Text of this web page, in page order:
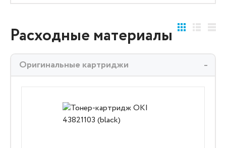
Расходные материалы
Оригинальные картриджи